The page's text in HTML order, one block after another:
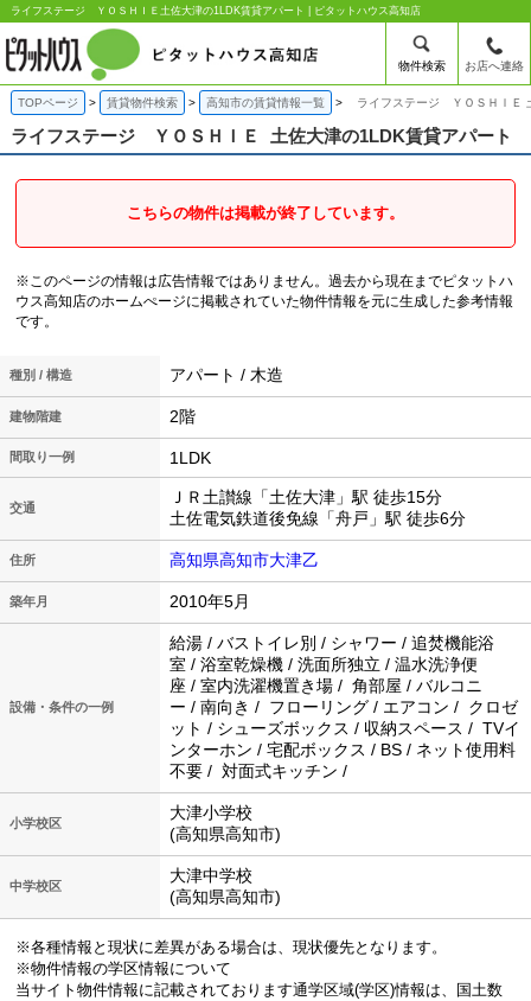
ライフステージ ＹＯＳＨＩＥ土佐大津の1LDK賃貸アパート | ピタットハウス高知店
物件検索 お店へ連絡
TOPページ 賃貸物件検索 高知市の賃貸情報一覧 ライフステージ ＹＯＳＨＩＥ
ライフステージ ＹＯＳＨＩＥ 土佐大津の1LDK賃貸アパート
こちらの物件は掲載が終了しています。
※このページの情報は広告情報ではありません。過去から現在までピタットハ
ウス高知店のホームぺージに掲載されていた物件情報を元に生成した参考情報
です。
種別 / 構造 アパート / 木造
建物階建 2階
間取り一例 1LDK
交通
ＪＲ土讃線「土佐大津」駅 徒歩15分
土佐電気鉄道後免線「舟戸」駅 徒歩6分
住所 高知県高知市大津乙
築年月 2010年5月
設備・条件の一例
給湯 / バストイレ別 / シャワー / 追焚機能浴
室 / 浴室乾燥機 / 洗面所独立 / 温水洗浄便
座 / 室内洗濯機置き場 / 角部屋 / バルコニ
ー / 南向き / フローリング / エアコン / クロゼ
ット / シューズボックス / 収納スペース / TVイ
ンターホン / 宅配ボックス / BS / ネット使用料
不要 / 対面式キッチン /
小学校区
大津小学校
(高知県高知市)
中学校区
大津中学校
(高知県高知市)
※各種情報と現状に差異がある場合は、現状優先となります。
※物件情報の学区情報について
当サイト物件情報に記載されております通学区域(学区)情報は、国土数